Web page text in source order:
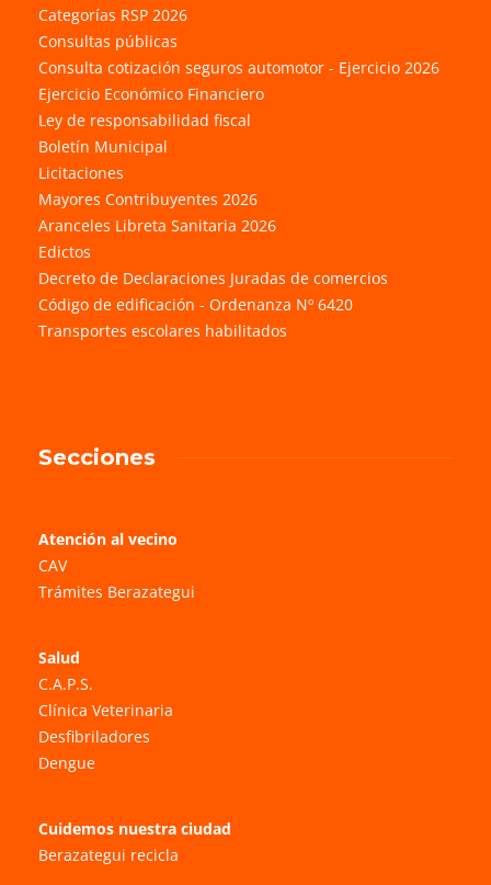
Categorías RSP 2026
Consultas públicas
Consulta cotización seguros automotor - Ejercicio 2026
Ejercicio Económico Financiero
Ley de responsabilidad fiscal
Boletín Municipal
Licitaciones
Mayores Contribuyentes 2026
Aranceles Libreta Sanitaria 2026
Edictos
Decreto de Declaraciones Juradas de comercios
Código de edificación - Ordenanza Nº 6420
Transportes escolares habilitados
Secciones
Atención al vecino
CAV
Trámites Berazategui
Salud
C.A.P.S.
Clínica Veterinaria
Desfibriladores
Dengue
Cuidemos nuestra ciudad
Berazategui recicla